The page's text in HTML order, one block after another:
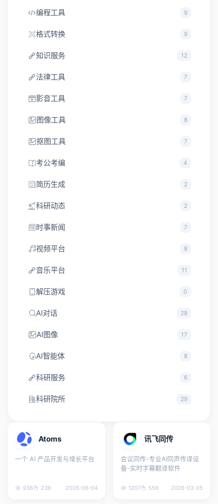
Atoms
一个 AI 产品开发与增长平台
938 236 2026-06-04
讯飞同传
会议同传-专业AI同声传译设
备-实时字幕翻译软件
1207 556 2026-03-05
编程工具 9
格式转换 9
知识服务 12
法律工具 7
影音工具 7
图像工具 8
抠图工具 7
考公考编 4
简历生成 2
科研动态 2
时事新闻 7
视频平台 8
音乐平台 11
解压游戏 0
AI对话 28
AI图像 17
AI智能体 8
科研服务 6
科研院所 29